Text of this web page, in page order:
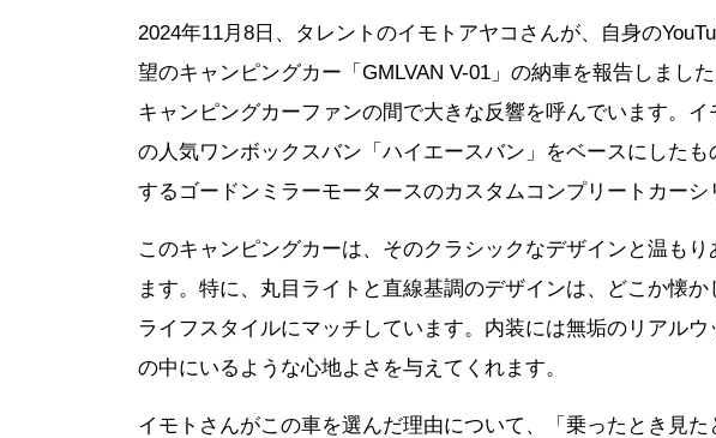
2024年11月8日、タレントのイモトアヤコさんが、自身の
望のキャンピングカー「GMLVAN V-01」の納車を報告しまし
キャンピングカーファンの間で大きな反響を呼んでいます。
の人気ワンボックスバン「ハイエースバン」をベースにした
するゴードンミラーモータースのカスタムコンプリートカーシ
このキャンピングカーは、そのクラシックなデザインと温も
ます。特に、丸目ライトと直線基調のデザインは、どこか懐
ライフスタイルにマッチしています。内装には無垢のリアル
の中にいるような心地よさを与えてくれます。
イモトさんがこの車を選んだ理由について、「乗ったとき見